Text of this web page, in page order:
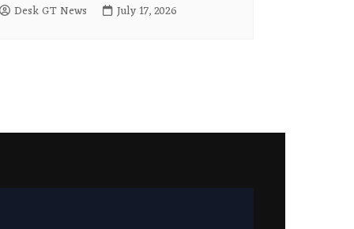
Desk GT News July 17, 2026